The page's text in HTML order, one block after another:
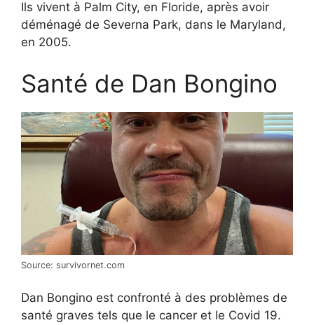
Ils vivent à Palm City, en Floride, après avoir
déménagé de Severna Park, dans le Maryland,
en 2005.
Santé de Dan Bongino
Source: survivornet.com
Dan Bongino est confronté à des problèmes de
santé graves tels que le cancer et le Covid 19.